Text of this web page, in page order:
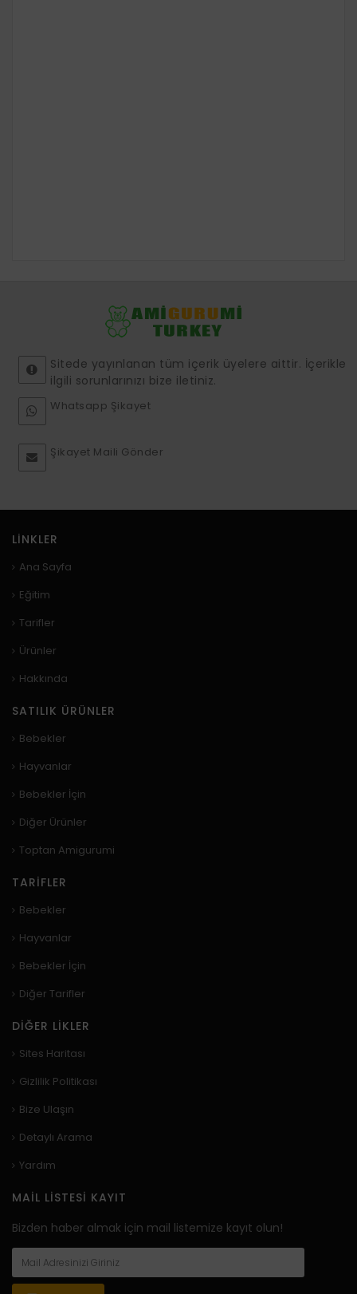
Sitede yayınlanan tüm içerik üyelere aittir. İçerikle
ilgili sorunlarınızı bize iletiniz.
Whatsapp Şikayet
Şikayet Maili Gönder
LINKLER
Ana Sayfa
Eğitim
Tarifler
Ürünler
Hakkında
SATILIK ÜRÜNLER
Bebekler
Hayvanlar
Bebekler İçin
Diğer Ürünler
Toptan Amigurumi
TARIFLER
Bebekler
Hayvanlar
Bebekler İçin
Diğer Tarifler
DIĞER LIKLER
Sites Haritası
Gizlilik Politikası
Bize Ulaşın
Detaylı Arama
Yardım
MAIL LISTESI KAYIT
Bizden haber almak için mail listemize kayıt olun!